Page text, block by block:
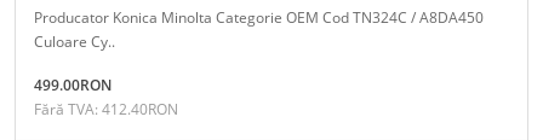
Producator Konica Minolta Categorie OEM Cod TN324C / A8DA450
Culoare Cy..
499.00RON
Fără TVA: 412.40RON